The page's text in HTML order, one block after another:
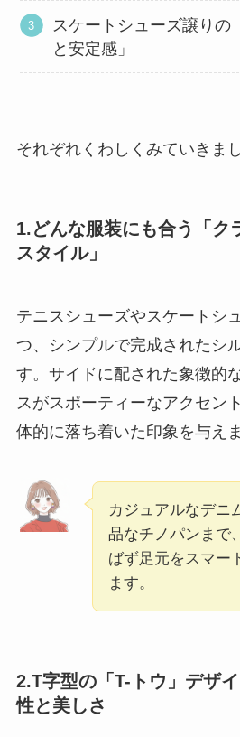
スケートシューズ譲りの
と安定感」
それぞれくわしくみていきま
1.どんな服装にも合う「ク
スタイル」
テニスシューズやスケートシ
つ、シンプルで完成されたシ
す。サイドに配された象徴的
スがスポーティーなアクセン
体的に落ち着いた印象を与えま
カジュアルなデニ
品なチノパンまで
ばず足元をスマー
ます。
2.T字型の「T-トウ」デザ
性と美しさ